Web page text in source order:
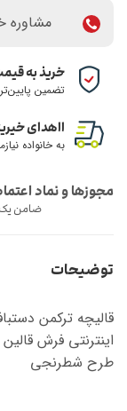
مشاوره
خریذ به
تضمین
ااهدای خیریه ۱۰% از مبلغ
به خانواده
مجوزها و نماد
ضامن
توضیحات
اینترنتی فرش قالین
طرح شطرنجی